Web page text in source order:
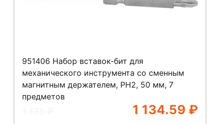
951406 Набор вставок-бит для
механического инструмента со сменным
магнитным держателем, PH2, 50 мм, 7
предметов
1 134.59 ₽